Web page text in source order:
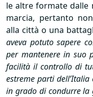
le altre formate dalle
marcia, pertanto
alla città o una
aveva potuto sapere
per mantenere in suo
facilità il controllo di
estreme parti
in grado di condurre la